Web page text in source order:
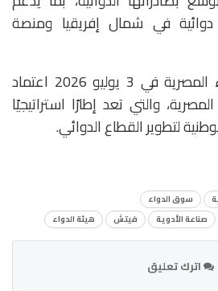
في شمال إفريقيا ومنصة
وقد أعلنت هيئة الدواء المصرية في 3 يوليو 2026 اعتماد
والتي تعد إطارًا استراتيجيًا
لتطوير القطاع الدوائي.
سوق الدواء
صناعة الأدوية فيتش هيئة الدواء
اترك تعليق